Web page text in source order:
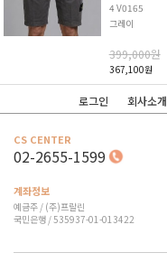
4 V0165
그레이
399,000원
367,100원
로그인 회사소개
CS CENTER
02-2655-1599
계좌정보
예금주 / (주)프랄린
국민은행 / 535937-01-013422